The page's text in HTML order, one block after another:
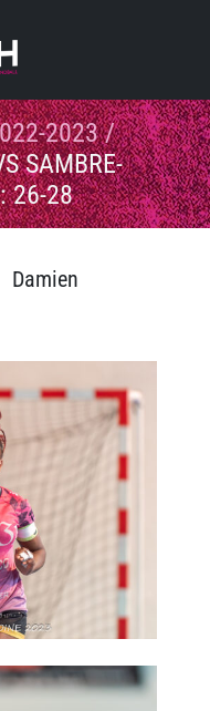
2023/
SAMBRE-
26-28
Damien